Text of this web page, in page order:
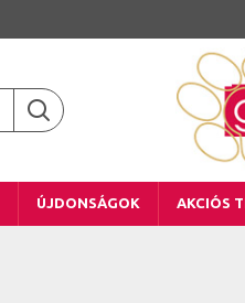
ÚJDONSÁGOK AKCIÓS